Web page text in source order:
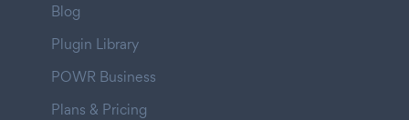
Blog
Plugin Library
POWR Business
Plans & Pricing